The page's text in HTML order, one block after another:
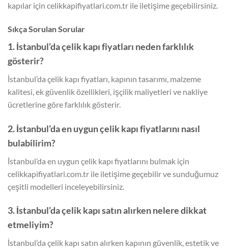
kapılar için celikkapifiyatlari.com.tr ile iletişime geçebilirsiniz.
Sıkça Sorulan Sorular
1. İstanbul’da çelik kapı fiyatları neden farklılık
gösterir?
İstanbul’da çelik kapı fiyatları, kapının tasarımı, malzeme
kalitesi, ek güvenlik özellikleri, işçilik maliyetleri ve nakliye
ücretlerine göre farklılık gösterir.
2. İstanbul’da en uygun çelik kapı fiyatlarını nasıl
bulabilirim?
İstanbul’da en uygun çelik kapı fiyatlarını bulmak için
celikkapifiyatlari.com.tr ile iletişime geçebilir ve sunduğumuz
çeşitli modelleri inceleyebilirsiniz.
3. İstanbul’da çelik kapı satın alırken nelere dikkat
etmeliyim?
İstanbul’da çelik kapı satın alırken kapının güvenlik, estetik ve